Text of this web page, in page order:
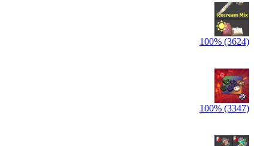
100% (3624)
100% (3347)